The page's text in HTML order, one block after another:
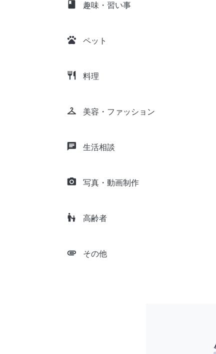
class 趣味・習い事
pets ペット
restaurant 料理
checkroom 美容・ファッション
chat 生活相談
camera_alt 写真・動画制作
escalator_warning 高齢者
attachment その他